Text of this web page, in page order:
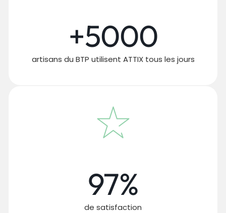
+5000
artisans du BTP utilisent ATTIX tous les jours
97%
de satisfaction